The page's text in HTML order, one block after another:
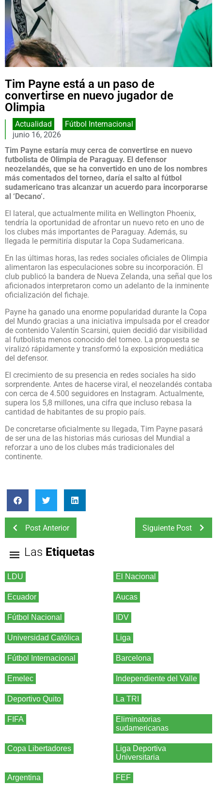
Tim Payne está a un paso de
convertirse en nuevo jugador de
Olimpia
Actualidad
Fútbol Internacional
junio 16, 2026
Tim Payne estaría muy cerca de convertirse en nuevo
futbolista de Olimpia de Paraguay. El defensor
neozelandés, que se ha convertido en uno de los nombres
más comentados del torneo, daría el salto al fútbol
sudamericano tras alcanzar un acuerdo para incorporarse
al ‘Decano’.
El lateral, que actualmente milita en Wellington Phoenix,
tendría la oportunidad de afrontar un nuevo reto en uno de
los clubes más importantes de Paraguay. Además, su
llegada le permitiría disputar la Copa Sudamericana.
En las últimas horas, las redes sociales oficiales de Olimpia
alimentaron las especulaciones sobre su incorporación. El
club publicó la bandera de Nueva Zelanda, una señal que los
aficionados interpretaron como un adelanto de la inminente
oficialización del fichaje.
Payne ha ganado una enorme popularidad durante la Copa
del Mundo gracias a una iniciativa impulsada por el creador
de contenido Valentín Scarsini, quien decidió dar visibilidad
al futbolista menos conocido del torneo. La propuesta se
viralizó rápidamente y transformó la exposición mediática
del defensor.
El crecimiento de su presencia en redes sociales ha sido
sorprendente. Antes de hacerse viral, el neozelandés contaba
con cerca de 4.500 seguidores en Instagram. Actualmente,
supera los 5,8 millones, una cifra que incluso rebasa la
cantidad de habitantes de su propio país.
De concretarse oficialmente su llegada, Tim Payne pasará
de ser una de las historias más curiosas del Mundial a
reforzar a uno de los clubes más tradicionales del
continente.
Post Anterior Siguiente Post
Las Etiquetas
LDU El Nacional
Ecuador Aucas
Fútbol Nacional IDV
Universidad Católica Liga
Fútbol Internacional Barcelona
Emelec Independiente del Valle
Deportivo Quito La TRI
FIFA
Eliminatorias
sudamericanas
Copa Libertadores
Liga Deportiva
Universitaria
Argentina FEF